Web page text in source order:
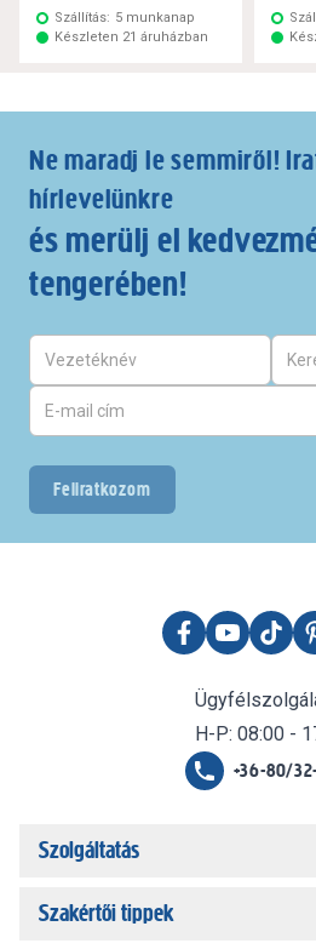
Szállítás: 5 munkanap
Készleten 21 áruházban
Ne maradj le semmiről!
hírlevelünkre
és merülj el
tengerében!
Feliratkozom
H-P: 08:00 -
+36-80/
Szolgáltatás
Szakértői tippek